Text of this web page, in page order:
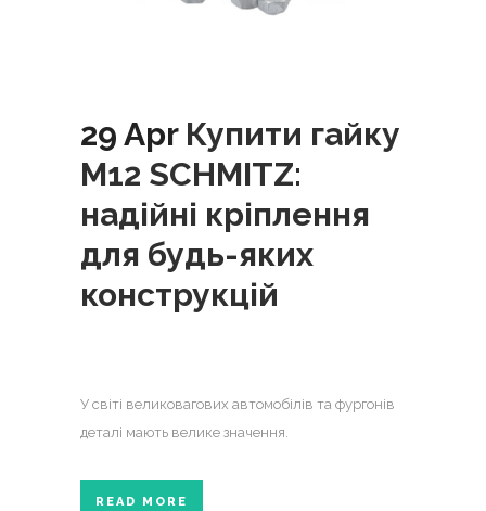
29 Apr Купити гайку
M12 SCHMITZ:
надійні кріплення
для будь-яких
конструкцій
У світі великовагових автомобілів та фургонів
деталі мають велике значення.
READ MORE